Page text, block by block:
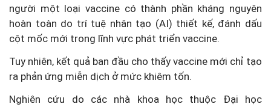
người một loại vaccine có thành phần kháng nguyên
hoàn toàn do trí tuệ nhân tạo (AI) thiết kế, đánh dấu
cột mốc mới trong lĩnh vực phát triển vaccine.
Tuy nhiên, kết quả ban đầu cho thấy vaccine mới chỉ tạo
ra phản ứng miễn dịch ở mức khiêm tốn.
Nghiên cứu do các nhà khoa học thuộc Đại học